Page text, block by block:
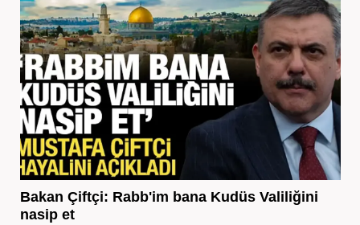
Bakan Çiftçi: Rabb'im bana Kudüs Valiliğini
nasip et